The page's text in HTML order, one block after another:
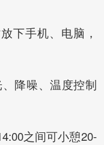
下手机、电脑，
降噪、温度控制
之间可小憩20-